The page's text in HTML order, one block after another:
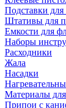
Подставки для
Штативы для
Емкости для
Наборы
Расходники
Жала
Насадки
Материалы
Припои с